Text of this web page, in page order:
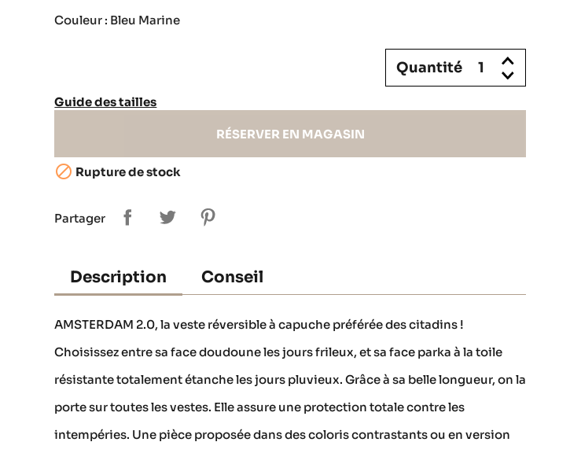
Couleur : Bleu Marine
Quantité
Guide des tailles
RÉSERVER EN MAGASIN
 Rupture de stock
Partager
Description Conseil
AMSTERDAM 2.0, la veste réversible à capuche préférée des citadins !
Choisissez entre sa face doudoune les jours frileux, et sa face parka à la toile
résistante totalement étanche les jours pluvieux. Grâce à sa belle longueur, on la
porte sur toutes les vestes. Elle assure une protection totale contre les
intempéries. Une pièce proposée dans des coloris contrastants ou en version